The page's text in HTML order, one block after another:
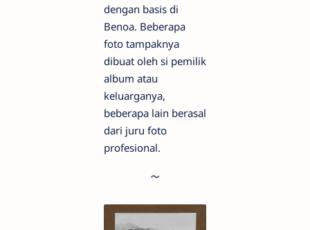
dengan basis di
Benoa. Beberapa
foto tampaknya
dibuat oleh si pemilik
album atau
keluarganya,
beberapa lain berasal
dari juru foto
profesional.